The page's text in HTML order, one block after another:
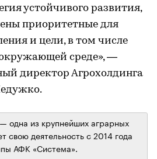
устойчивого развития,
приоритетные для
и цели, в том числе
среде», —
директор Агрохолдинга
одна из крупнейших аграрных
свою деятельность с 2014 года
АФК «Система».